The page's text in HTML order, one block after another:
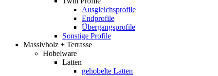
Ausgleichsprofile
Endprofile
Übergangsprofile
Sonstige Profile
Massivholz + Terrasse
Hobelware
Latten
gehobelte Latten